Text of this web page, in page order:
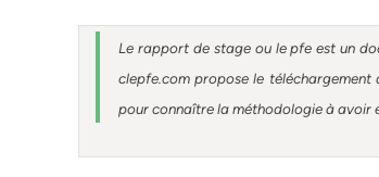
Le rapport de stage ou le pfe est un
clepfe.com propose le téléchargement
pour connaître la méthodologie à avoir